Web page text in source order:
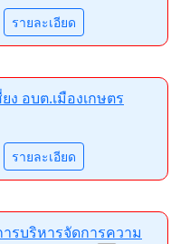
รายละเอียด
ง อบต.เมืองเกษตร
รายละเอียด
รบริหารจัดการความ